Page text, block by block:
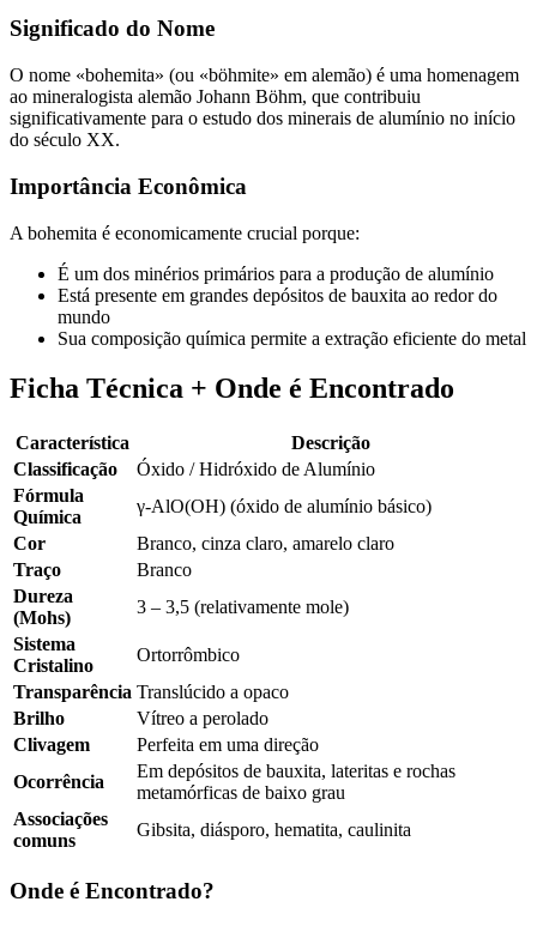
Significado do Nome
O nome «bohemita» (ou «böhmite» em alemão) é uma homenagem
ao mineralogista alemão Johann Böhm, que contribuiu
significativamente para o estudo dos minerais de alumínio no início
do século XX.
Importância Econômica
A bohemita é economicamente crucial porque:
É um dos minérios primários para a produção de alumínio
Está presente em grandes depósitos de bauxita ao redor do
mundo
Sua composição química permite a extração eficiente do metal
Ficha Técnica + Onde é Encontrado
Característica
Descrição
Classificação
Óxido / Hidróxido de Alumínio
Fórmula
Química
γ-AlO(OH) (óxido de alumínio básico)
Cor
Branco, cinza claro, amarelo claro
Traço
Branco
Dureza
(Mohs)
3 – 3,5 (relativamente mole)
Sistema
Cristalino
Ortorrômbico
Transparência Translúcido a opaco
Brilho
Vítreo a perolado
Clivagem
Perfeita em uma direção
Ocorrência
Em depósitos de bauxita, lateritas e rochas
metamórficas de baixo grau
Associações
comuns
Gibsita, diásporo, hematita, caulinita
Onde é Encontrado?